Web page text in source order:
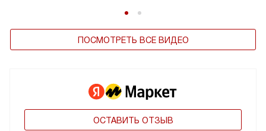
ПОСМОТРЕТЬ ВСЕ ВИДЕО
ОСТАВИТЬ ОТЗЫВ